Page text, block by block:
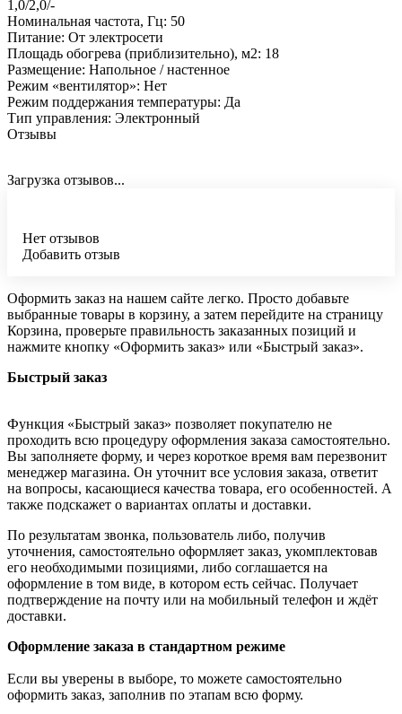
1,0/2,0/-
Номинальная частота, Гц: 50
Питание: От электросети
Площадь обогрева (приблизительно), м2: 18
Размещение: Напольное / настенное
Режим «вентилятор»: Нет
Режим поддержания температуры: Да
Тип управления: Электронный
Отзывы
Загрузка отзывов...
Нет отзывов
Добавить отзыв
Оформить заказ на нашем сайте легко. Просто добавьте
выбранные товары в корзину, а затем перейдите на страницу
Корзина, проверьте правильность заказанных позиций и
нажмите кнопку «Оформить заказ» или «Быстрый заказ».
Быстрый заказ
Функция «Быстрый заказ» позволяет покупателю не
проходить всю процедуру оформления заказа самостоятельно.
Вы заполняете форму, и через короткое время вам перезвонит
менеджер магазина. Он уточнит все условия заказа, ответит
на вопросы, касающиеся качества товара, его особенностей. А
также подскажет о вариантах оплаты и доставки.
По результатам звонка, пользователь либо, получив
уточнения, самостоятельно оформляет заказ, укомплектовав
его необходимыми позициями, либо соглашается на
оформление в том виде, в котором есть сейчас. Получает
подтверждение на почту или на мобильный телефон и ждёт
доставки.
Оформление заказа в стандартном режиме
Если вы уверены в выборе, то можете самостоятельно
оформить заказ, заполнив по этапам всю форму.